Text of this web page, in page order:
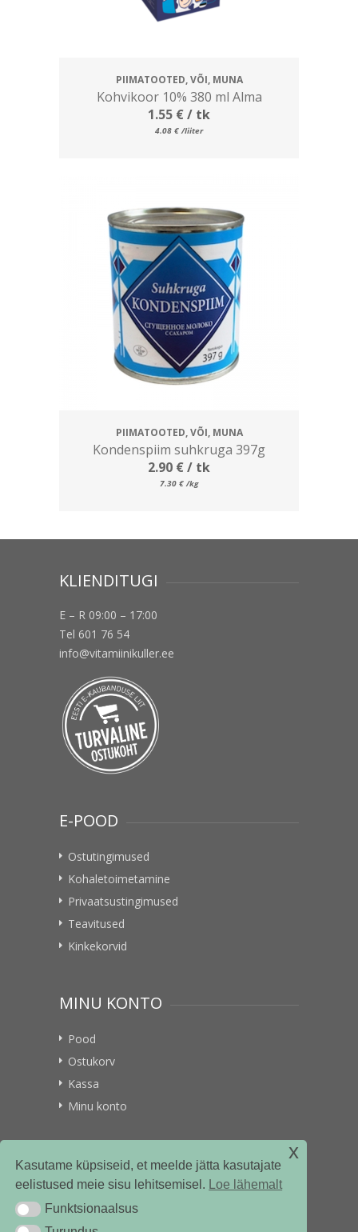
Kasutame küpsiseid, et meelde jätta kasutajate
eelistused meie sisu lehitsemisel. Loe lähemalt
Funktsionaalsus
Funktsionaalsus
x
PIIMATOOTED, VÕI, MUNA
Kohvikoor 10% 380 ml Alma
1.55 €/ tk
4.08 € /liiter
PIIMATOOTED, VÕI, MUNA
Kondenspiim suhkruga 397g
2.90 €/ tk
7.30 € /kg
KLIENDITUGI
E – R 09:00 – 17:00
Tel 601 76 54
info@vitamiinikuller.ee
E-POOD
Ostutingimused
Kohaletoimetamine
Privaatsustingimused
Teavitused
Kinkekorvid
MINU KONTO
Pood
Ostukorv
Kassa
Minu konto
VITAMIINIKULLER.EE